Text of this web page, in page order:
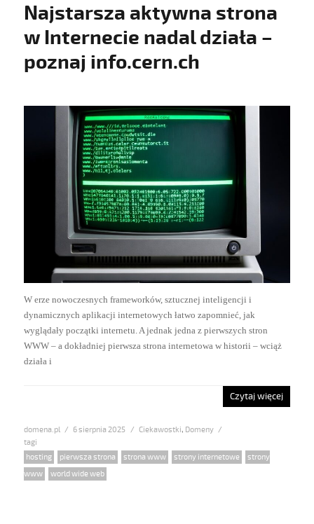
Najstarsza aktywna strona
w Internecie nadal działa –
poznaj info.cern.ch
W erze nowoczesnych frameworków, sztucznej inteligencji i
dynamicznych aplikacji internetowych łatwo zapomnieć, jak
wyglądały początki internetu. A jednak jedna z pierwszych stron
WWW – a dokładniej pierwsza strona internetowa w historii – wciąż
działa i
Czytaj więcej
domena.pl
Posted
6 sierpnia 2025 Categories
Ciekawostki, Domeny
Tags
hosting pierwsza strona strona www strony internetowe
strony
www
world wide web